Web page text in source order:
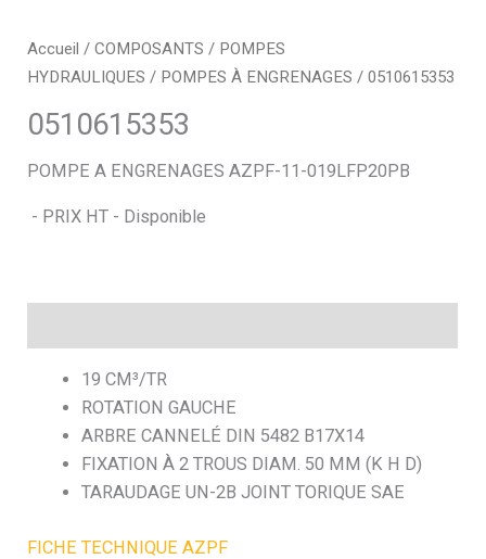
r
c
Accueil /COMPOSANTS / POMPES
HYDRAULIQUES / POMPES À ENGRENAGES / 0510615353
0510615353
POMPE A ENGRENAGES AZPF-11-019LFP20PB
- PRIX HT - Disponible
19 CM³/TR
ROTATION GAUCHE
ARBRE CANNELÉ DIN 5482 B17X14
FIXATION À 2 TROUS DIAM. 50 MM (K H D)
TARAUDAGE UN-2B JOINT TORIQUE SAE
FICHE TECHNIQUE AZPF